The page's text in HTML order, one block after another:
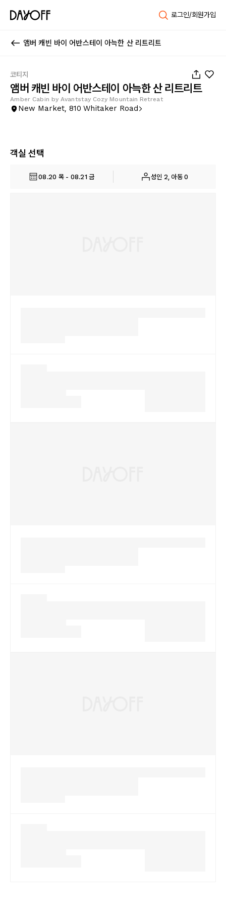
로그인/회원가입
앰버 캐빈 바이 어반스테이 아늑한 산 리트리트
코티지
앰버 캐빈 바이 어반스테이 아늑한 산 리트리트
Amber Cabin by Avantstay Cozy Mountain Retreat
New Market, 810 Whitaker Road
객실 선택
08.20 목 - 08.21 금 성인 2, 아동 0